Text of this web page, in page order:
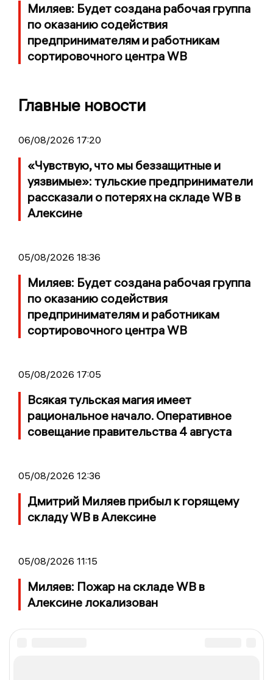
Миляев: Будет создана рабочая группа
по оказанию содействия
предпринимателям и работникам
сортировочного центра WB
Главные новости
06/08/2026 17:20
«Чувствую, что мы беззащитные и
уязвимые»: тульские предприниматели
рассказали о потерях на складе WB в
Алексине
05/08/2026 18:36
Миляев: Будет создана рабочая группа
по оказанию содействия
предпринимателям и работникам
сортировочного центра WB
05/08/2026 17:05
Всякая тульская магия имеет
рациональное начало. Оперативное
совещание правительства 4 августа
05/08/2026 12:36
Дмитрий Миляев прибыл к горящему
складу WB в Алексине
05/08/2026 11:15
Миляев: Пожар на складе WB в
Алексине локализован